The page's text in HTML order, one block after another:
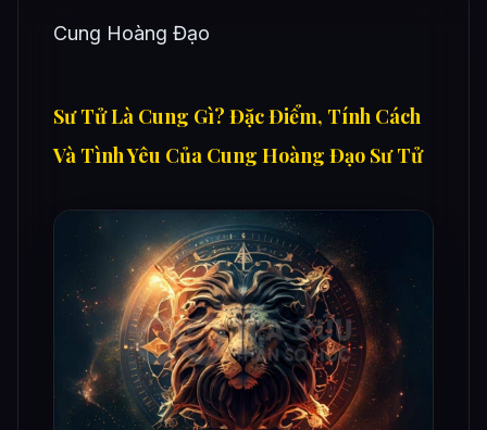
Cung Hoàng Đạo
Sư Tử Là Cung Gì? Đặc Điểm, Tính Cách
Và Tình Yêu Của Cung Hoàng Đạo Sư Tử